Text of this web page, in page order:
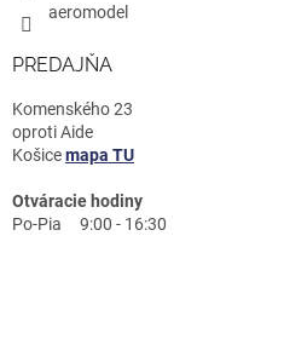
aeromodel
PREDAJŇA
Komenského 23
oproti Aide
Košicemapa TU
Otváracie hodiny
Po-Pia 9:00 - 16:30